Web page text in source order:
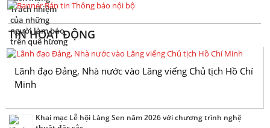
TIN HOẠT ĐỘNG
Lãnh đạo Đảng, Nhà nước vào Lăng viếng Chủ tịch Hồ Chí
Minh
Khai mạc Lễ hội Làng Sen năm 2026 với chương trình nghệ